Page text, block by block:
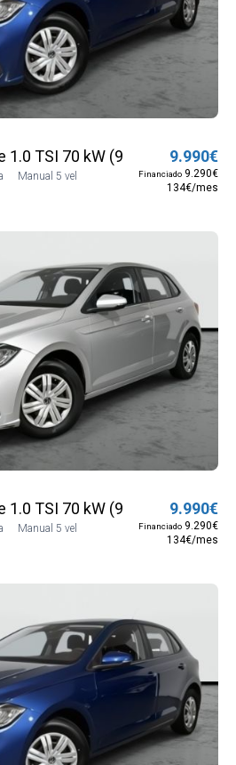
TSI 70 kW (95 CV) SG5
Manual 5 vel
9.990€
Financiado 9.290€
134€/mes
TSI 70 kW (95 CV) SG5
Manual 5 vel
9.990€
Financiado 9.290€
134€/mes